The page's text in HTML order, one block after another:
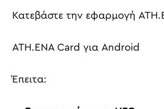
Κατεβάστε την εφαρμογή
ATH.ENA Card για Android
Έπειτα: